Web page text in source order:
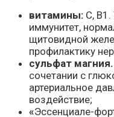
витамины: С, В1.
иммунитет,
щитовидной
профилактику
сульфат магния.
сочетании с
артериальное
воздействие;
«Эссенциале-